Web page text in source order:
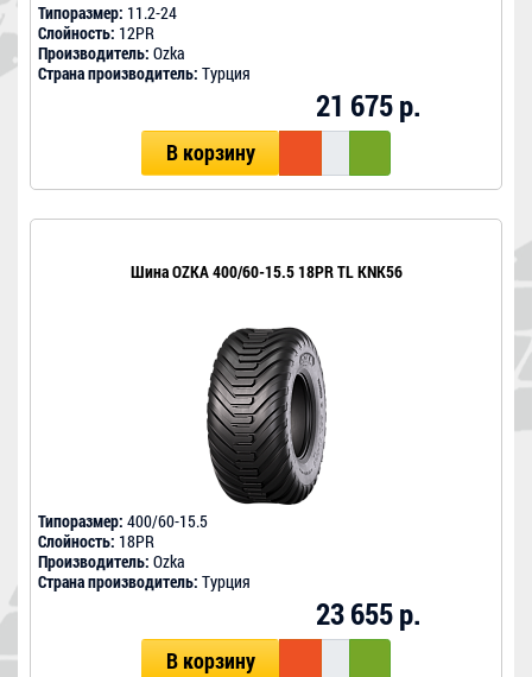
Типоразмер: 11.2-24
Слойность: 12PR
Производитель: Ozka
Страна производитель: Турция
21 675 р.
В корзину
Шина OZKA 400/60-15.5 18PR TL KNK56
Типоразмер: 400/60-15.5
Слойность: 18PR
Производитель: Ozka
Страна производитель: Турция
23 655 р.
В корзину